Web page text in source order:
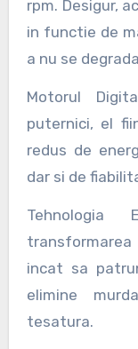
rpm. Desigur,
in functie de
a nu se
Motorul
puternici, el
redus de
dar si de
incat sa
elimine
tesatura.